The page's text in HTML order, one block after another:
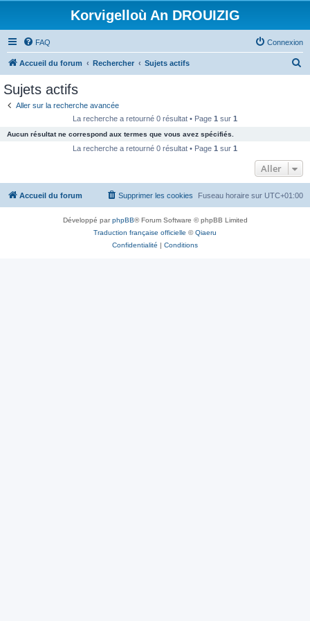
Korvigelloù An DROUIZIG
FAQ Connexion
Accueil du forum Rechercher Sujets actifs
c
e
Sujets actifs
Aller sur la recherche avancée
La recherche a retourné 0 résultat • Page 1 sur 1
Aucun résultat ne correspond aux termes que vous avez spécifiés.
La recherche a retourné 0 résultat • Page 1 sur 1
Aller
Accueil du forum Fuseau horaire sur UTC+01:00
Supprimer les cookies
Développé parphpBB® Forum Software © phpBB Limited
Traduction française officielle ©Qiaeru
Confidentialité | Conditions